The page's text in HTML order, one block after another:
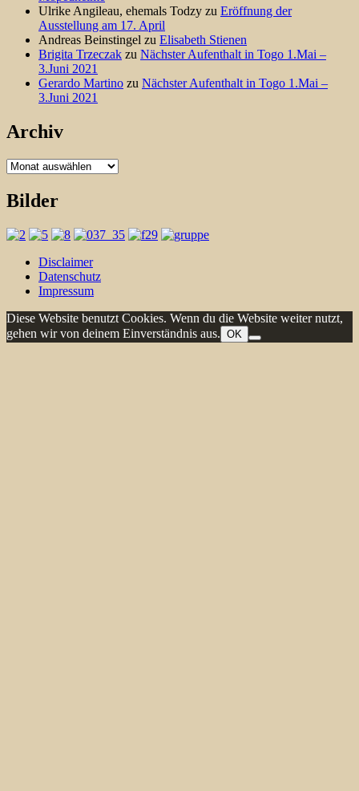
Ulrike Angileau, ehemals Todzy zu Eröffnung der
Ausstellung am 17. April
Andreas Beinstingel zu Elisabeth Stienen
Brigita Trzeczak zu Nächster Aufenthalt in Togo 1.Mai –
3.Juni 2021
Gerardo Martino zu Nächster Aufenthalt in Togo 1.Mai –
3.Juni 2021
Archiv
Archiv
Bilder
Disclaimer
Datenschutz
Impressum
Diese Website benutzt Cookies. Wenn du die Website weiter nutzt,
gehen wir von deinem Einverständnis aus. OK